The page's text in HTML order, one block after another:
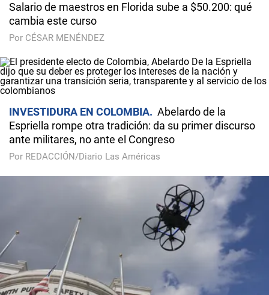
Salario de maestros en Florida sube a $50.200: qué
cambia este curso
Por CÉSAR MENÉNDEZ
INVESTIDURA EN COLOMBIA
Abelardo de la
Espriella rompe otra tradición: da su primer discurso
ante militares, no ante el Congreso
Por REDACCIÓN/Diario Las Américas